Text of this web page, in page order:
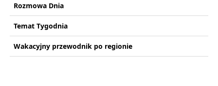
Rozmowa Dnia
Temat Tygodnia
Wakacyjny przewodnik po regionie